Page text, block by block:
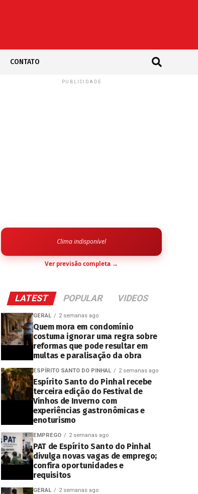
CONTATO
PUBLICIDADE
Clima indisponível
Ver previsão completa →
LATEST POPULAR VIDEOS
GERAL 2 semanas ago
Quem mora em condomínio
costuma ignorar uma regra sobre
reformas que pode resultar em
multas e paralisação da obra
ESPÍRITO SANTO DO PINHAL 2 semanas ago
Espírito Santo do Pinhal recebe
terceira edição do Festival de
Vinhos de Inverno com
experiências gastronômicas e
enoturismo
EMPREGO 2 semanas ago
PAT de Espírito Santo do Pinhal
divulga novas vagas de emprego;
confira oportunidades e
requisitos
GERAL 2 semanas ago